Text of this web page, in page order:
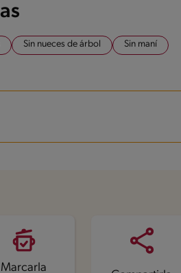
Sin nueces de árbol
Sin maní
Marcarla